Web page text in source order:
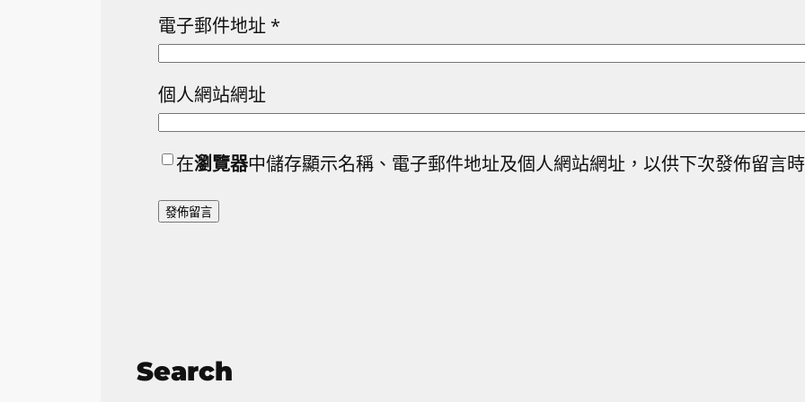
電子郵件地址 *
個人網站網址
在瀏覽器中儲存顯示名稱、電子郵件地址及個人網站網址，以供下次發佈留言
Search